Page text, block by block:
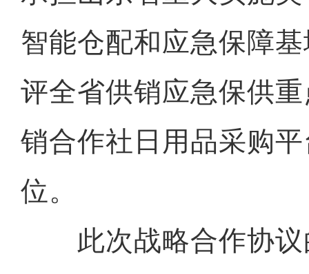
智能仓配和应急保障
评全省供销应急保供
销合作社日用品采购
位。
此次战略合作协议